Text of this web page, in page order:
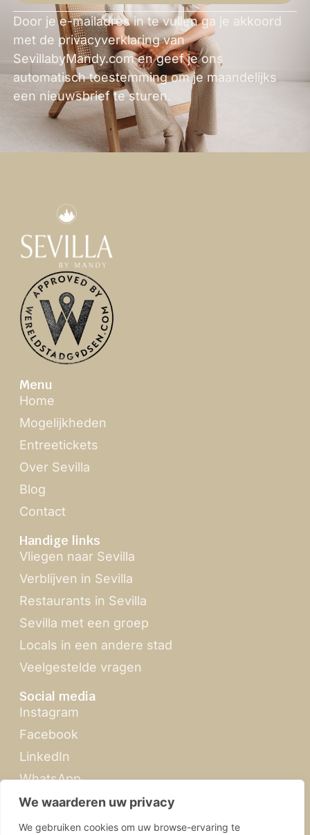
We waarderen uw privacy
We gebruiken cookies om uw browse-ervaring te
Alternative:
Door je e-mailadres in te vullen ga je akkoord
met de privacyverklaring van
SevillabyMandy.com en geef je ons
automatisch toestemming om je maandelijks
een nieuwsbrief te sturen.
Menu
Home
Mogelijkheden
Entreetickets
Over Sevilla
Blog
Contact
Handige links
Vliegen naar Sevilla
Verblijven in Sevilla
Restaurants in Sevilla
Sevilla met een groep
Locals in een andere stad
Veelgestelde vragen
Social media
Instagram
Facebook
LinkedIn
WhatsApp
Google
Speciale momenten